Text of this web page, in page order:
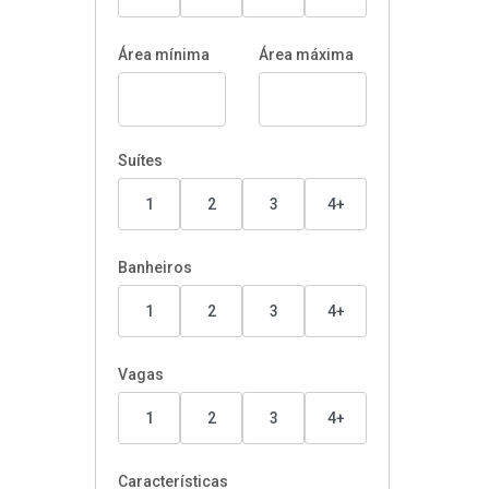
Área mínima Área máxima
Suítes
1 2 3 4+
Banheiros
1 2 3 4+
Vagas
1 2 3 4+
Características